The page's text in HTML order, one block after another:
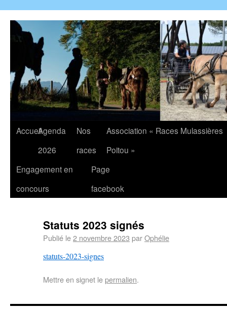
AccueilAgenda
2026
Nos
races
Association « Races Mulassières
Poitou »
Engagement en
concours
Page
facebook
Statuts 2023 signés
Publié le2 novembre 2023 parOphélie
statuts-2023-signes
Mettre en signet lepermalien.